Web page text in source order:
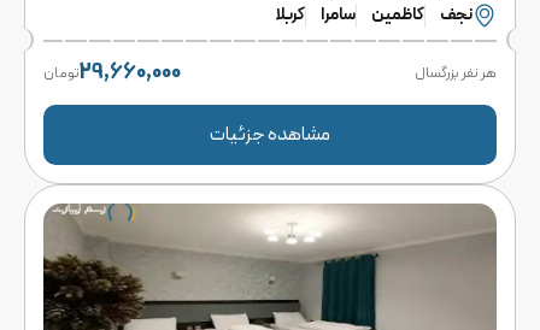
نجف
کاظمین سامرا کربلا
هر نفر بزرگسال 29,660,000تومان
مشاهده جزئیات